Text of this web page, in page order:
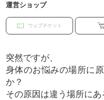
運営ショップ
ウェブチケット
突然ですが、
身体のお悩みの場所に
か？
その原因は違う場所にあ